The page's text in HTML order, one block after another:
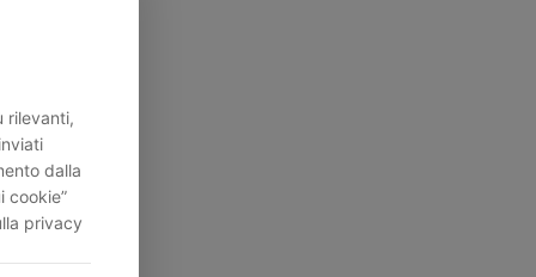
rilevanti,
dalla
cookie”
privacy